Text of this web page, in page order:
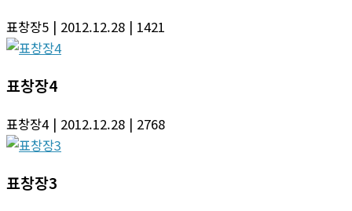
표창장5 | 2012.12.28 | 1421
표창장4
표창장4 | 2012.12.28 | 2768
표창장3